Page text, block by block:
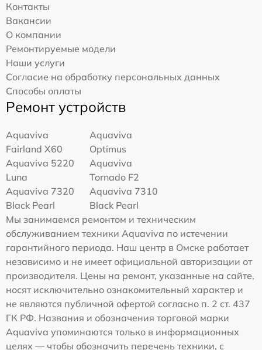
Контакты
Вакансии
О компании
Ремонтируемые модели
Наши услуги
Согласие на обработку персональных данных
Способы оплаты
Ремонт устройств
Aquaviva
Fairland X60
Aquaviva
Optimus
Aquaviva 5220
Luna
Aquaviva
Tornado F2
Aquaviva 7320
Black Pearl
Aquaviva 7310
Black Pearl
Мы занимаемся ремонтом и техническим
обслуживанием техники Aquaviva по истечении
гарантийного периода. Наш центр в Омске работает
независимо и не имеет официальной авторизации от
производителя. Цены на ремонт, указанные на сайте,
носят исключительно ознакомительный характер и
не являются публичной офертой согласно п. 2 ст. 437
ГК РФ. Названия и обозначения торговой марки
Aquaviva упоминаются только в информационных
целях — чтобы обозначить перечень техники, с